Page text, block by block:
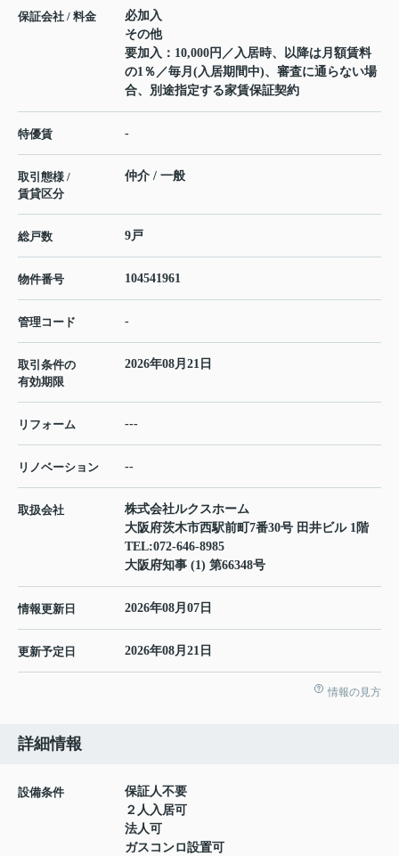
保証会社 / 料金
必加入
その他
要加入：10,000円／入居時、以降は月額賃料
の1％／毎月(入居期間中)、審査に通らない場
合、別途指定する家賃保証契約
特優賃 -
取引態様 /
賃貸区分
仲介 / 一般
総戸数 9戸
物件番号 104541961
管理コード -
取引条件の
有効期限
2026年08月21日
リフォーム ---
リノベーション --
取扱会社
株式会社ルクスホーム
大阪府茨木市西駅前町7番30号 田井ビル 1階
TEL:072-646-8985
大阪府知事 (1) 第66348号
情報更新日 2026年08月07日
更新予定日 2026年08月21日
情報の見方
詳細情報
設備条件
保証人不要
２人入居可
法人可
ガスコンロ設置可